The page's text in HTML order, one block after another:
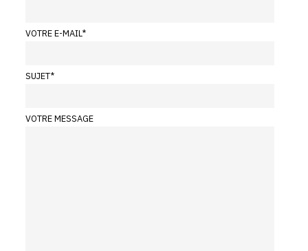
VOTRE E-MAIL*
SUJET*
VOTRE MESSAGE